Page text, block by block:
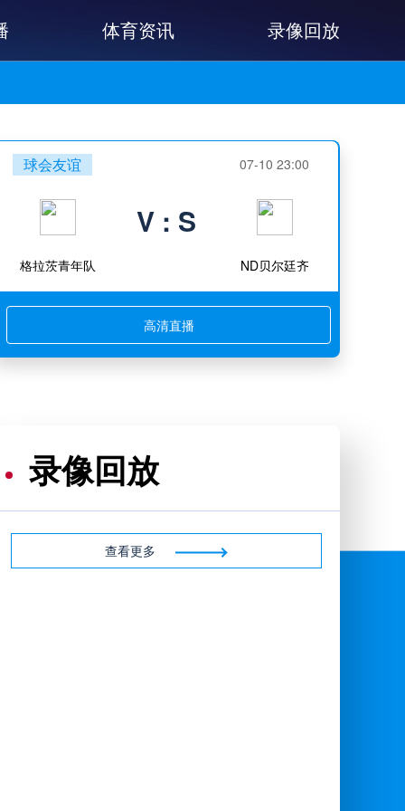
体育资讯 录像回放
球会友谊 07-10 23:00
格拉茨青年队
V : S
ND贝尔廷齐
高清直播
录像回放
查看更多